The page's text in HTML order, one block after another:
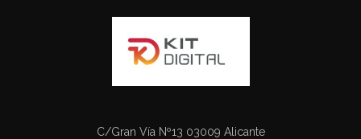
C/Gran Vía Nº13 03009 Alicante